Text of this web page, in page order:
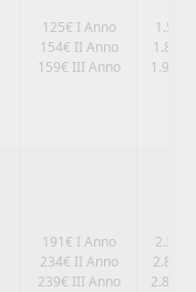
125€ I Anno
154€ II Anno
159€ III Anno
191€ I Anno
234€ II Anno
239€ III Anno